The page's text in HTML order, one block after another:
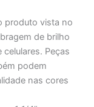
produto vista no
de brilho
Peças
podem
nas cores